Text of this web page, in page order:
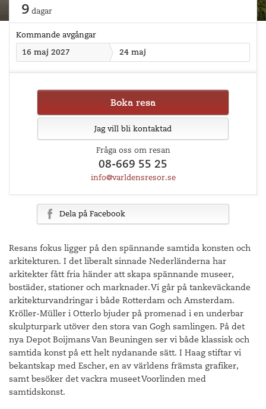
9 dagar
Kommande avgångar
16 maj 2027 24 maj
Boka resa
Jag vill bli kontaktad
Fråga oss om resan
08-669 55 25
info@varldensresor.se
Dela på Facebook
Resans fokus ligger på den spännande samtida konsten och
arkitekturen. I det liberalt sinnade Nederländerna har
arkitekter fått fria händer att skapa spännande museer,
bostäder, stationer och marknader. Vi går på tankeväckande
arkitekturvandringar i både Rotterdam och Amsterdam.
Kröller-Müller i Otterlo bjuder på promenad i en underbar
skulpturpark utöver den stora van Gogh samlingen. På det
nya Depot Boijmans Van Beuningen ser vi både klassisk och
samtida konst på ett helt nydanande sätt. I Haag stiftar vi
bekantskap med Escher, en av världens främsta grafiker,
samt besöker det vackra museet Voorlinden med
samtidskonst.